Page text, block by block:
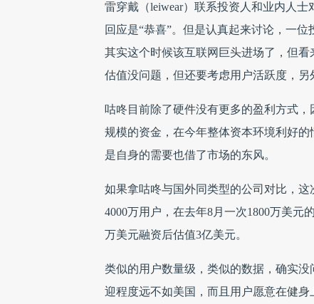
雷穿戴（leiwear）联系投资人和业内人
回应是“恭喜”。但是认真起来讨论，一
其实这个时候该互联网巨头进场了，但
估值没问题，但还要考虑用户活跃度，另
咕咚目前除了硬件没有更多的盈利方式
规模的资金，在今年整体资本环境利好
是自身的需要也借了市场的东风。
如果拿咕咚与国外同类型的公司对比，这
4000万用户，在去年8月一次1800万美元
万美元融资后估值3亿美元。
类似的用户数量级，类似的数据，确实
迎程度远不如美国，而且用户愿意在健